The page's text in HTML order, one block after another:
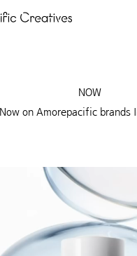
NOW
Now on Amorepacific brands